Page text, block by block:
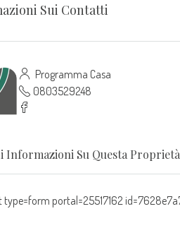
Sui Contatti
Programma Casa
0803529248
Informazioni Su Questa Proprietà
type=form portal=25517162